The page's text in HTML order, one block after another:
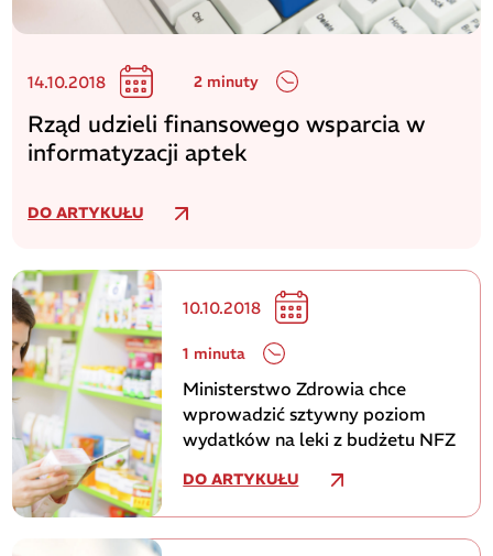
14.10.2018 2 minuty
Rząd udzieli finansowego wsparcia w
informatyzacji aptek
DO ARTYKUŁU
10.10.2018
1 minuta
Ministerstwo Zdrowia chce
wprowadzić sztywny poziom
wydatków na leki z budżetu NFZ
DO ARTYKUŁU